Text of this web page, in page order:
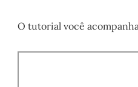
O tutorial você